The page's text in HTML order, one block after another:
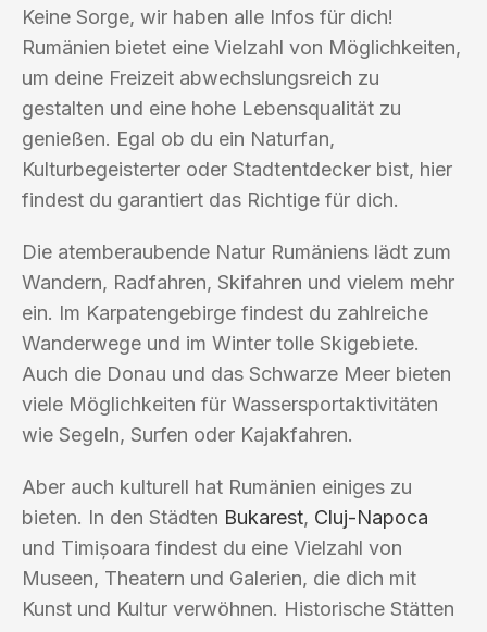
Keine Sorge, wir haben alle Infos für dich!
Rumänien bietet eine Vielzahl von Möglichkeiten,
um deine Freizeit abwechslungsreich zu
gestalten und eine hohe Lebensqualität zu
genießen. Egal ob du ein Naturfan,
Kulturbegeisterter oder Stadtentdecker bist, hier
findest du garantiert das Richtige für dich.
Die atemberaubende Natur Rumäniens lädt zum
Wandern, Radfahren, Skifahren und vielem mehr
ein. Im Karpatengebirge findest du zahlreiche
Wanderwege und im Winter tolle Skigebiete.
Auch die Donau und das Schwarze Meer bieten
viele Möglichkeiten für Wassersportaktivitäten
wie Segeln, Surfen oder Kajakfahren.
Aber auch kulturell hat Rumänien einiges zu
bieten. In den Städten Bukarest, Cluj-Napoca
und Timișoara findest du eine Vielzahl von
Museen, Theatern und Galerien, die dich mit
Kunst und Kultur verwöhnen. Historische Stätten